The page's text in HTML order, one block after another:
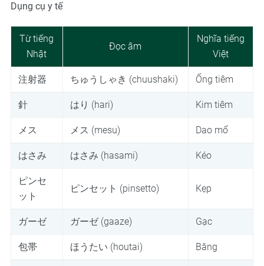
Dụng cụ y tế
Từ tiếng
Nhật
Đọc âm
Nghĩa tiếng
Việt
注射器 ちゅうしゃき (chuushaki) Ống tiêm
針 はり (hari) Kim tiêm
メス メス (mesu) Dao mổ
はさみ はさみ (hasami) Kéo
ピンセ
ット
ピンセット (pinsetto) Kẹp
ガーゼ ガーゼ (gaaze) Gạc
包帯 ほうたい (houtai) Băng